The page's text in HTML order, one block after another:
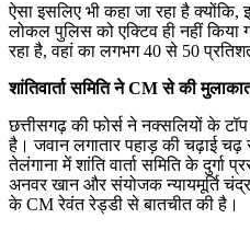
ऐसा इसलिए भी कहा जा रहा है
लोकल पुलिस को एक्टिव ही नहीं
रहा है, वहां का लगभग 40 से 50
शांतिवार्ता समिति ने CM से की
छत्तीसगढ़ की फोर्स ने नक्सलियों के
है। जवान लगातार पहाड़ की चढ़ाई
तेलंगाना में शांति वार्ता समिति के दुर्गा
अनवर खान और संयोजक न्यायमूर्ति
के CM रेवंत रेड्डी से बातचीत की है।